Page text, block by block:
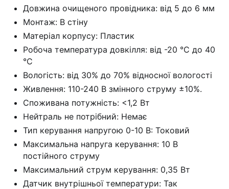
Довжина очищеного провідника: від 5 до 6 мм
Монтаж: В стіну
Матеріал корпусу: Пластик
Робоча температура довкілля: від -20 °C до 40
°C
Вологість: від 30% до 70% відносної вологості
Живлення: 110-240 В змінного струму ±10%.
Споживана потужність: <1,2 Вт
Нейтраль не потрібний: Немає
Тип керування напругою 0-10 В: Токовий
Максимальна напруга керування: 10 В
постійного струму
Максимальний струм керування: 0,35 Вт
Датчик внутрішньої температури: Так